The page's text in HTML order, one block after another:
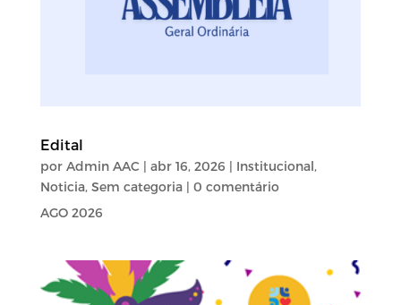
Edital
por Admin AAC | abr 16, 2026 | Institucional,
Noticia, Sem categoria| 0 comentário
AGO 2026